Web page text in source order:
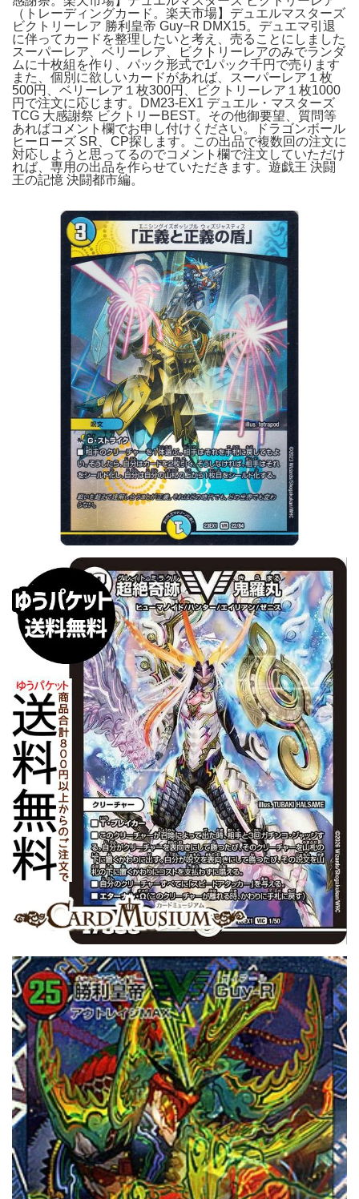
（トレーディングカード。楽天市場】デュエルマスターズ
ビクトリーレア 勝利皇帝 Guy−R DMX15。デュエマ引退
に伴ってカードを整理したいと考え、売ることにしました
スーパーレア、ベリーレア、ビクトリーレアのみでランダ
ムに十枚組を作り、パック形式で1パック千円で売ります
また、個別に欲しいカードがあれば、スーパーレア１枚
500円、ベリーレア１枚300円、ビクトリーレア１枚1000
円で注文に応じます。DM23-EX1 デュエル・マスターズ
TCG 大感謝祭 ビクトリーBEST。その他御要望、質問等
あればコメント欄でお申し付けください。ドラゴンボール
ヒーローズ SR、CP探します。この出品で複数回の注文に
対応しようと思ってるのでコメント欄で注文していただけ
れば、専用の出品を作らせていただきます。遊戯王 決闘
王の記憶 決闘都市編。